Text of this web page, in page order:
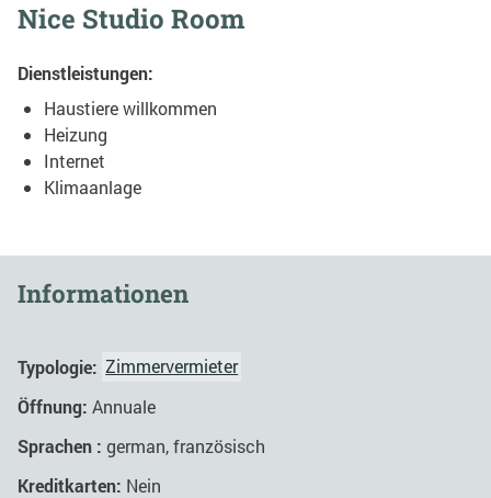
Nice Studio Room
Dienstleistungen:
Haustiere willkommen
Heizung
Internet
Klimaanlage
Informationen
Typologie: Zimmervermieter
Öffnung: Annuale
Sprachen : german, französisch
Kreditkarten: Nein